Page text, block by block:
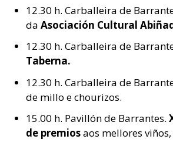
12.30 h. Carballeira de
da Asociación Cultural
12.30 h. Carballeira de
Taberna.
12.30 h. Carballeira de
de millo e chourizos.
15.00 h. Pavillón de Barrantes.
de premiosaos mellores